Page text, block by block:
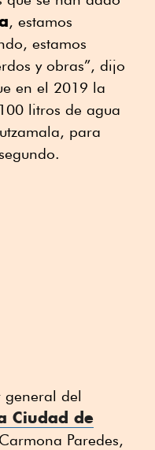
, estamos
estamos
y obras”, dijo
en el 2019 la
litros de agua
para
del
Ciudad de
Paredes,